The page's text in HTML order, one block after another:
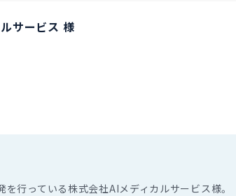
サービス 様
行っている株式会社AIメディカルサービス様。